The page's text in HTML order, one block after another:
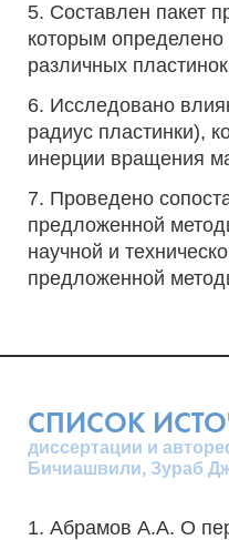
5. Составлен пакет
которым
различных
6. Исследовано
радиус пластинки),
инерции вращения
7. Проведено
предложенной
научной и
предложенной
СПИСОК
диссертации и
Бичиашвили, Зураб
1. Абрамов А.А. О